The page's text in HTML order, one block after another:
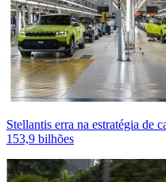
Stellantis erra na estratégia de
153,9 bilhões